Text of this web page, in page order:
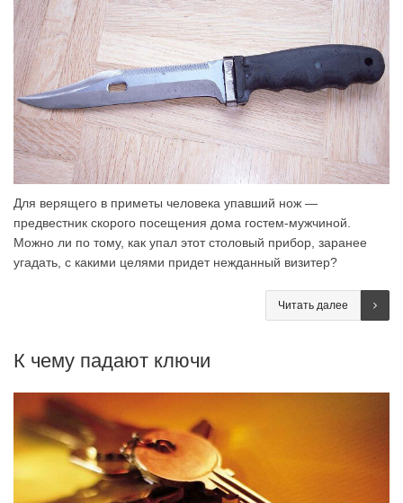
Для верящего в приметы человека упавший нож —
предвестник скорого посещения дома гостем-мужчиной.
Можно ли по тому, как упал этот столовый прибор, заранее
угадать, с какими целями придет нежданный визитер?
Читать далее
К чему падают ключи